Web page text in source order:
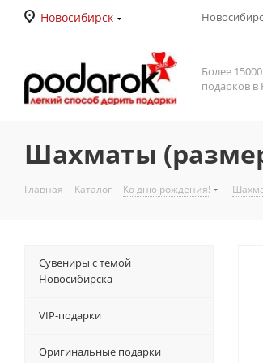
Новосибирск
Более
подарков в
Шахматы
Главная - Каталог - Ко дню рождения! -
Сувениры с темой
Новосибирска
VIP-подарки
Оригинальные подарки